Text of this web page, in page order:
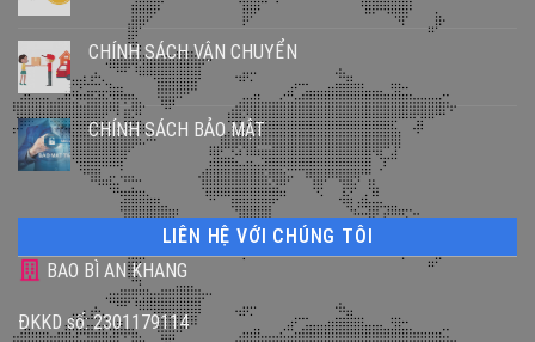
CHÍNH SÁCH VẬN CHUYỂN
CHÍNH SÁCH BẢO MẬT
LIÊN HỆ VỚI CHÚNG TÔI
BAO BÌ AN KHANG
ĐKKD số: 2301179114